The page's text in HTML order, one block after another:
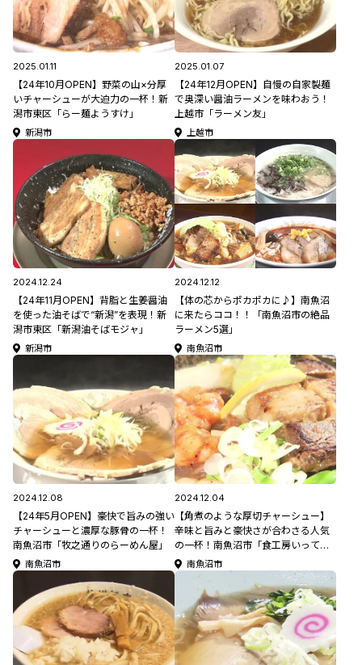
2025.01.11
【24年10月OPEN】野菜の山×分厚
いチャーシューが大迫力の一杯！新
潟市東区「らー麺ようすけ」
新潟市
2025.01.07
【24年12月OPEN】自慢の自家製麺
で奥深い醤油ラーメンを味わおう！
上越市「ラーメン友」
上越市
2024.12.24
【24年11月OPEN】背脂と生姜醤油
を使った油そばで“新潟”を表現！新
潟市東区「新潟油そばモジャ」
新潟市
2024.12.12
【体の芯からポカポカに♪】南魚沼
に来たらココ！！「南魚沼市の絶品
ラーメン5選」
南魚沼市
2024.12.08
【24年5月OPEN】豪快で旨みの強い
チャーシューと濃厚な豚骨の一杯！
南魚沼市「牧之通りのらーめん屋」
南魚沼市
2024.12.04
【角煮のような厚切チャーシュー】
辛味と旨みと豪快さが合わさる人気
の一杯！南魚沼市「食工房いって
つ」南魚沼市